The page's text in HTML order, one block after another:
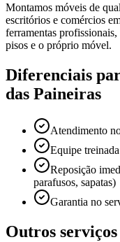
Montamos móveis de
escritórios e comércios
ferramentas
pisos e o próprio móvel.
Diferenciais
das Paineiras
Atendimento
Equipe
Reposição
parafusos, sapatas)
Garantia no
Outros serviços